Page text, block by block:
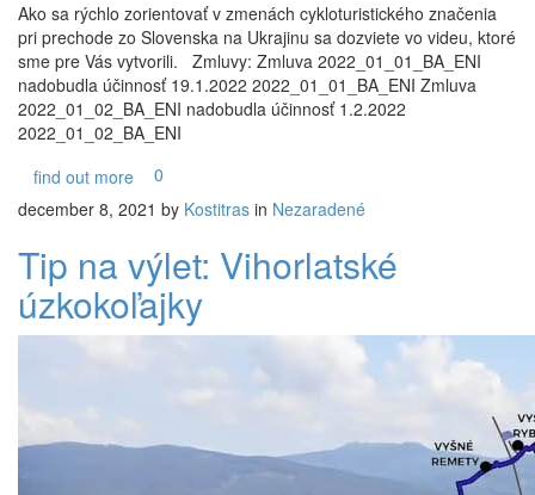
Ako sa rýchlo zorientovať v zmenách cykloturistického značenia
pri prechode zo Slovenska na Ukrajinu sa dozviete vo videu, ktoré
sme pre Vás vytvorili. Zmluvy: Zmluva 2022_01_01_BA_ENI
nadobudla účinnosť 19.1.2022 2022_01_01_BA_ENI Zmluva
2022_01_02_BA_ENI nadobudla účinnosť 1.2.2022
2022_01_02_BA_ENI
find out more
0
december 8, 2021 by Kostitras in Nezaradené
Tip na výlet: Vihorlatské
úzkokoľajky